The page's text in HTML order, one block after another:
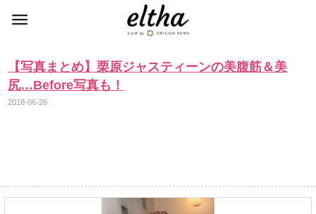
【写真まとめ】栗原ジャスティーンの美腹筋＆美
尻…Before写真も！
2018-06-26